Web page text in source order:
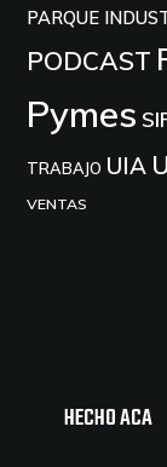
PARQUE
PODCAST
Pymes
TRABAJO UIA
VENTAS
HECHO ACA